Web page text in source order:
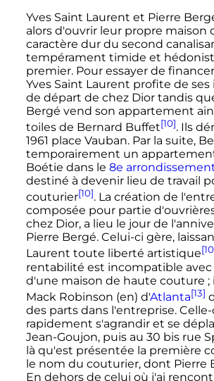
Yves Saint Laurent et Pierre
alors d'ouvrir leur propre maison
caractère dur du second
tempérament timide et
premier. Pour essayer de
Yves Saint Laurent profite de
de départ de chez Dior tandis
Bergé vend son appartement
toiles de Bernard Buffet[10]. Ils
1961 place Vauban. Par la suite,
temporairement un
Boétie dans le 8e
destiné à devenir lieu de travail
couturier[10]. La création de
composée pour partie
chez Dior, a lieu le jour de
Pierre Bergé. Celui-ci gère,
Laurent toute liberté artistique
rentabilité est incompatible avec
d'une maison de haute couture ;
Mack Robinson (en) d'Atlanta[13]
des parts dans l'entreprise.
rapidement s'agrandir et se
Jean-Goujon, puis au 30 bis rue
là qu'est présentée la première
le nom du couturier, dont Pierre
En dehors de celui où j'ai